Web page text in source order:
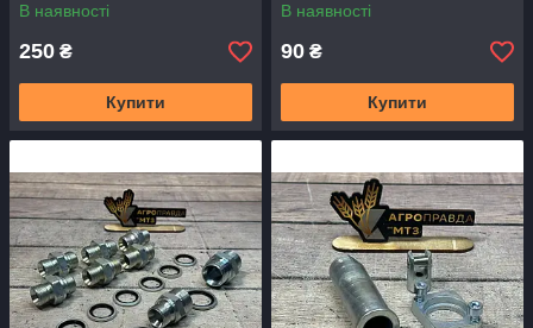
В наявності
250 ₴
Купити
В наявності
90 ₴
Купити